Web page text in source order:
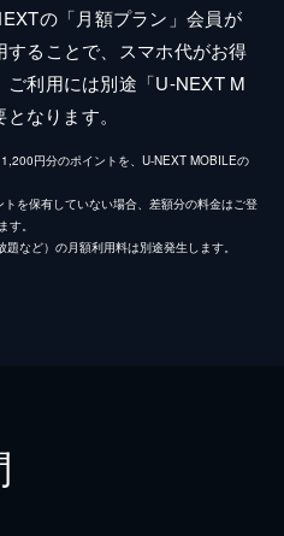
の「月額プラン」会員が
ることで、スマホ代がお得
利用には別途「U-NEXT M
なります。
円分のポイントを、U-NEXT MOBILEの
を保有していない場合、差額分の料金はご登
。
など）の月額利用料は別途発生します。